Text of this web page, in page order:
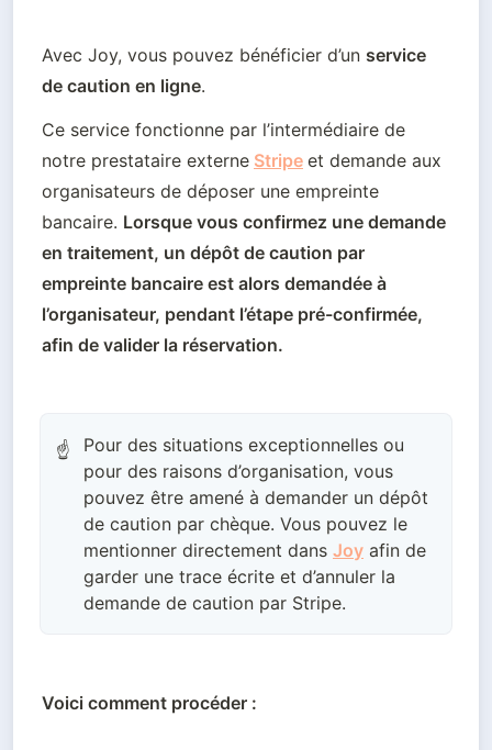
Avec Joy, vous pouvez bénéficier d’un service
de caution en ligne.
Ce service fonctionne par l’intermédiaire de
notre prestataire externe Stripe et demande aux
organisateurs de déposer une empreinte
bancaire. Lorsque vous confirmez une demande
en traitement, un dépôt de caution par
empreinte bancaire est alors demandée à
l’organisateur, pendant l’étape pré-confirmée,
afin de valider la réservation.
☝️
Pour des situations exceptionnelles ou
pour des raisons d’organisation, vous
pouvez être amené à demander un dépôt
de caution par chèque. Vous pouvez le
mentionner directement dans Joy afin de
garder une trace écrite et d’annuler la
demande de caution par Stripe.
Voici comment procéder :